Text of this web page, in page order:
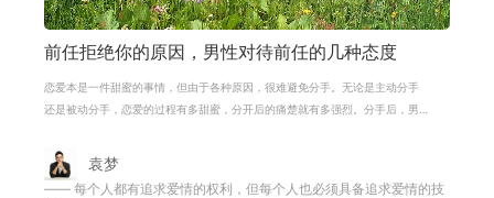
前任拒绝你的原因，男性对待前任的几种态度
恋爱本是一件甜蜜的事情，但由于各种原因，很难避免分手。无论是主动分手
还是被动分手，恋爱的过程有多甜蜜，分开后的痛楚就有多强烈。分手后，男
袁梦
—— 每个人都有追求爱情的权利，但每个人也必须具备追求爱情的技